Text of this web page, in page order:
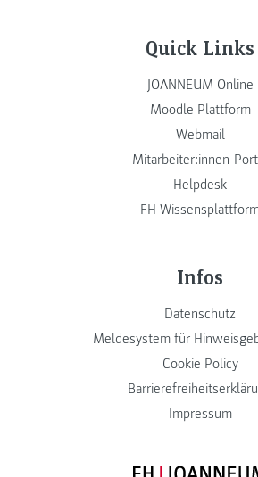
Quick Links
JOANNEUM Online
Moodle Plattform
Webmail
Mitarbeiter:innen-
Helpdesk
FH
Infos
Datenschutz
Meldesystem für
Cookie Policy
Impressum